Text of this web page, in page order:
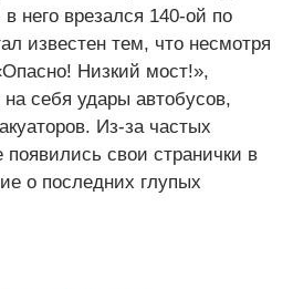
него врезался 140-ой по
известен тем, что несмотря
Низкий мост!»,
себя удары автобусов,
Из-за частых
свои странички в
о последних глупых